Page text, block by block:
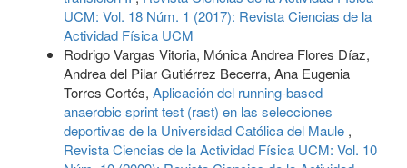
UCM: Vol. 18 Núm. 1 (2017): Revista Ciencias de la
Actividad Física UCM
Rodrigo Vargas Vitoria, Mónica Andrea Flores Díaz,
Andrea del Pilar Gutiérrez Becerra, Ana Eugenia
Torres Cortés, Aplicación del running-based
anaerobic sprint test (rast) en las selecciones
deportivas de la Universidad Católica del Maule ,
Revista Ciencias de la Actividad Física UCM: Vol. 10